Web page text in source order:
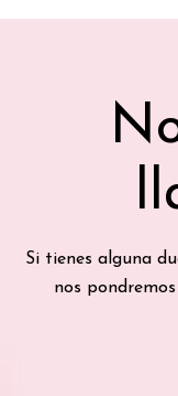
Si tienes alguna
nos